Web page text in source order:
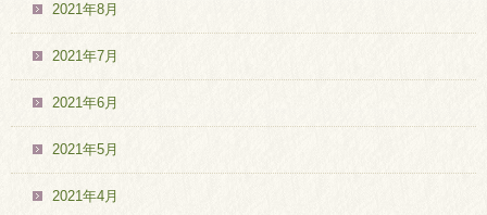
2021年8月
2021年7月
2021年6月
2021年5月
2021年4月